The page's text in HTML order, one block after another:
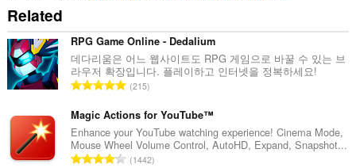
Related
RPG Game Online - Dedalium
데다리움은 어느 웹사이트도 RPG 게임으로 바꿀 수 있는 브
라우저 확장입니다. 플레이하고 인터넷을 정복하세요!
총
급
수
:
215
Magic Actions for YouTube™
Enhance your YouTube watching experience! Cinema Mode,
Mouse Wheel Volume Control, AutoHD, Expand, Snapshot...
총1442